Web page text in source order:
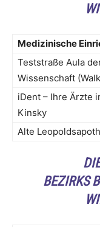
Medizinische
Teststraße Aula
Wissenschaft
iDent – Ihre Ärzte
Kinsky
Alte
BEZIRKS